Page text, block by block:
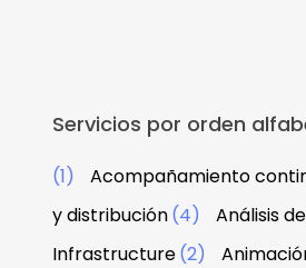
Servicios por orden
(1) Acompañamiento
y distribución(4) Análisis
Infrastructure(2)